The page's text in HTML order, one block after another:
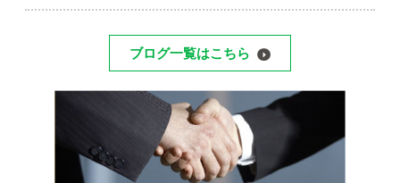
ブログ一覧はこちら